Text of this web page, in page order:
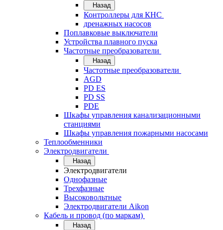
Назад
Контроллеры для КНС
дренажных насосов
Поплавковые выключатели
Устройства плавного пуска
Частотные преобразователи
Назад
Частотные преобразователи
AGD
PD ES
PD SS
PDE
Шкафы управления канализационными
станциями
Шкафы управления пожарными насосами
Теплообменники
Электродвигатели
Назад
Электродвигатели
Однофазные
Трехфазные
Высоковольтные
Электродвигатели Aikon
Кабель и провод (по маркам)
Назад